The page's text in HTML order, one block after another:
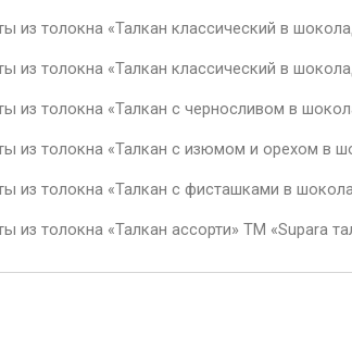
из толокна «Талкан классический в
из толокна «Талкан классический в
из толокна «Талкан с черносливом в
из толокна «Талкан с изюмом и орехом в
из толокна «Талкан с фисташками в
из толокна «Талкан ассорти» ТМ «Supara